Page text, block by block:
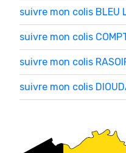
suivre mon colis BLEU
suivre mon colis
suivre mon colis
suivre mon colis